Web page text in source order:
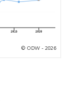
© ODW - 2026